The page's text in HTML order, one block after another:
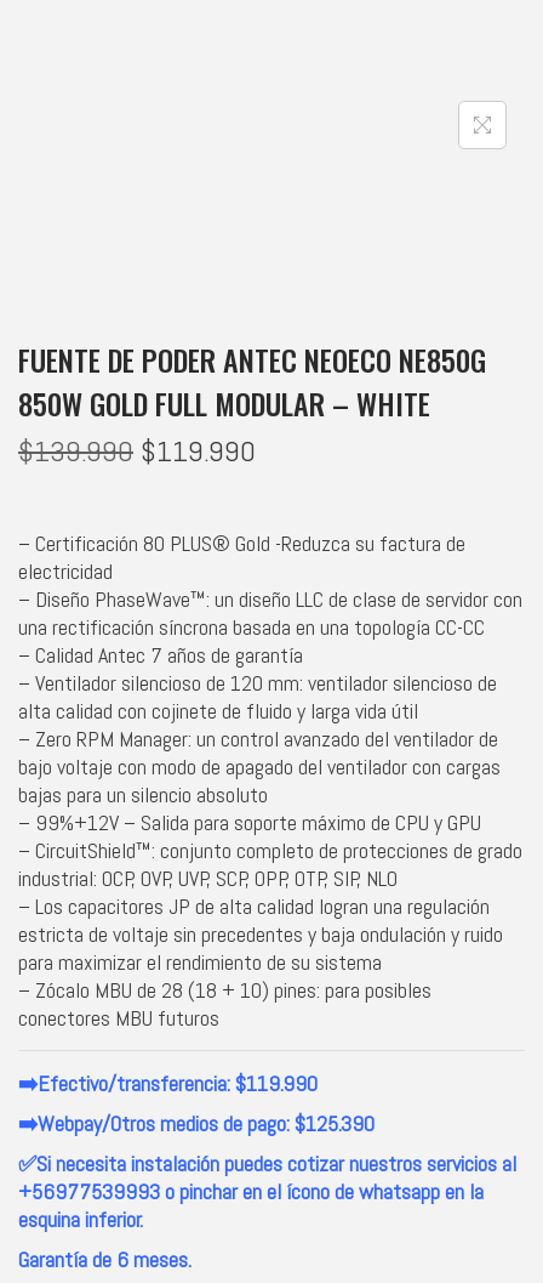
FUENTE DE PODER ANTEC NEOECO NE850G
850W GOLD FULL MODULAR – WHITE
$139.990 $119.990
– Certificación 80 PLUS® Gold -Reduzca su factura de
electricidad
– Diseño PhaseWave™: un diseño LLC de clase de servidor con
una rectificación síncrona basada en una topología CC-CC
– Calidad Antec 7 años de garantía
– Ventilador silencioso de 120 mm: ventilador silencioso de
alta calidad con cojinete de fluido y larga vida útil
– Zero RPM Manager: un control avanzado del ventilador de
bajo voltaje con modo de apagado del ventilador con cargas
bajas para un silencio absoluto
– 99%+12V – Salida para soporte máximo de CPU y GPU
– CircuitShield™: conjunto completo de protecciones de grado
industrial: OCP, OVP, UVP, SCP, OPP, OTP, SIP, NLO
– Los capacitores JP de alta calidad logran una regulación
estricta de voltaje sin precedentes y baja ondulación y ruido
para maximizar el rendimiento de su sistema
– Zócalo MBU de 28 (18 + 10) pines: para posibles
conectores MBU futuros
➡️Efectivo/transferencia: $119.990
➡️Webpay/Otros medios de pago: $125.390
✅Si necesita instalación puedes cotizar nuestros servicios al
+56977539993 o pinchar en el ícono de whatsapp en la
esquina inferior.
Garantía de 6 meses.